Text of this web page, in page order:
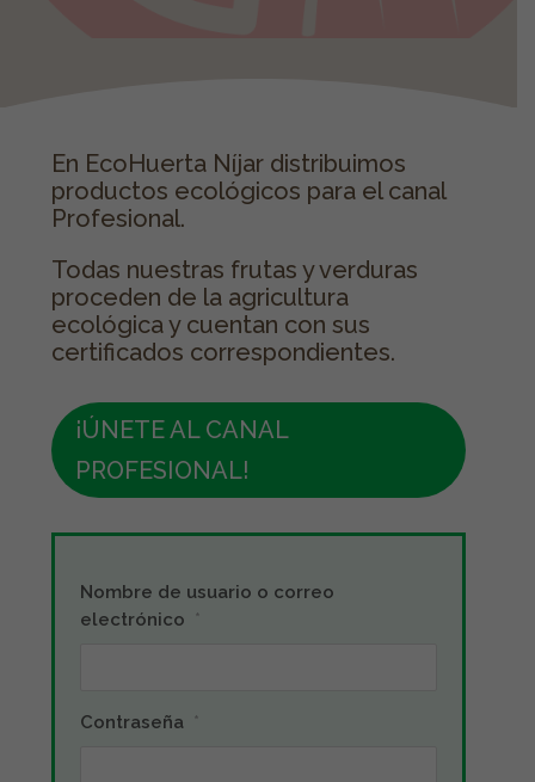
En EcoHuerta Níjar distribuimos
productos ecológicos para el canal
Profesional.
Todas nuestras frutas y verduras
proceden de la agricultura
ecológica y cuentan con sus
certificados correspondientes.
¡ÚNETE AL CANAL
PROFESIONAL!
Nombre de usuario o correo
electrónico
*
Contraseña *